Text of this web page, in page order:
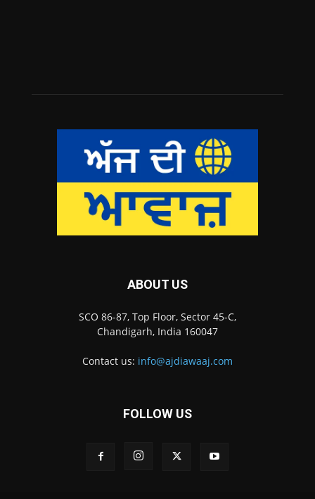
ABOUT US
SCO 86-87, Top Floor, Sector 45-C,
Chandigarh, India 160047
Contact us: info@ajdiawaaj.com
FOLLOW US